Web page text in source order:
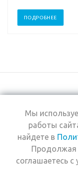
ПОДРОБНЕЕ
+7 (495) 969-0950
2026 © Интернет-
магазин Estel
Мы
работы
найдете в
Продолжая
соглашаетесь